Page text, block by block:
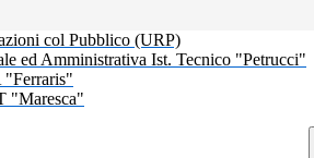
col Pubblico (URP)
ed Amministrativa Ist. Tecnico "Petrucci"
"Ferraris"
"Maresca"